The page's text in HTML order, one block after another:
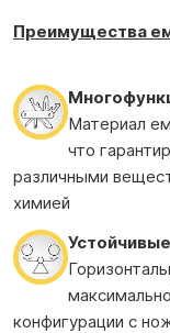
Преимущества е
Материал
что
различными
химией
Устойчивые
конфигурации с